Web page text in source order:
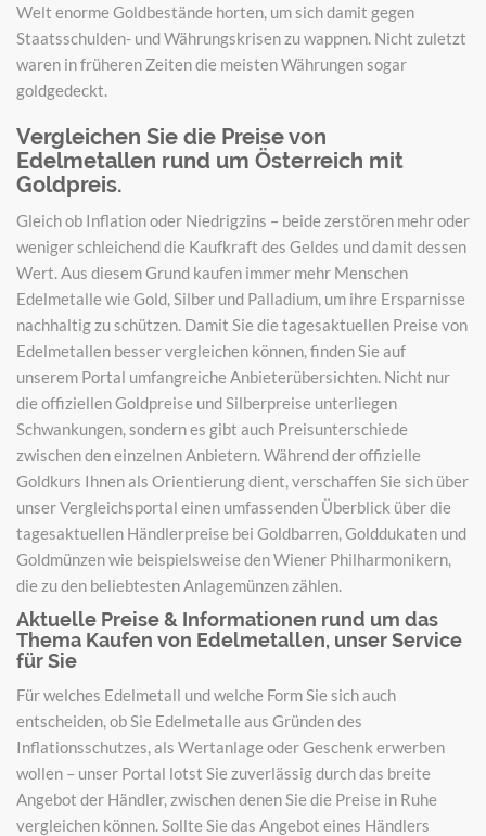
Welt enorme Goldbestände horten, um sich damit gegen
Staatsschulden- und Währungskrisen zu wappnen. Nicht zuletzt
waren in früheren Zeiten die meisten Währungen sogar
goldgedeckt.
Vergleichen Sie die Preise von
Edelmetallen rund um Österreich mit
Goldpreis.
Gleich ob Inflation oder Niedrigzins – beide zerstören mehr oder
weniger schleichend die Kaufkraft des Geldes und damit dessen
Wert. Aus diesem Grund kaufen immer mehr Menschen
Edelmetalle wie Gold, Silber und Palladium, um ihre Ersparnisse
nachhaltig zu schützen. Damit Sie die tagesaktuellen Preise von
Edelmetallen besser vergleichen können, finden Sie auf
unserem Portal umfangreiche Anbieterübersichten. Nicht nur
die offiziellen Goldpreise und Silberpreise unterliegen
Schwankungen, sondern es gibt auch Preisunterschiede
zwischen den einzelnen Anbietern. Während der offizielle
Goldkurs Ihnen als Orientierung dient, verschaffen Sie sich über
unser Vergleichsportal einen umfassenden Überblick über die
tagesaktuellen Händlerpreise bei Goldbarren, Golddukaten und
Goldmünzen wie beispielsweise den Wiener Philharmonikern,
die zu den beliebtesten Anlagemünzen zählen.
Aktuelle Preise & Informationen rund um das
Thema Kaufen von Edelmetallen, unser Service
für Sie
Für welches Edelmetall und welche Form Sie sich auch
entscheiden, ob Sie Edelmetalle aus Gründen des
Inflationsschutzes, als Wertanlage oder Geschenk erwerben
wollen – unser Portal lotst Sie zuverlässig durch das breite
Angebot der Händler, zwischen denen Sie die Preise in Ruhe
vergleichen können. Sollte Sie das Angebot eines Händlers